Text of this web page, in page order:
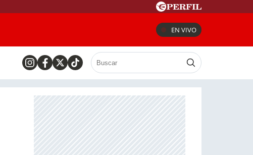
EN VIVO